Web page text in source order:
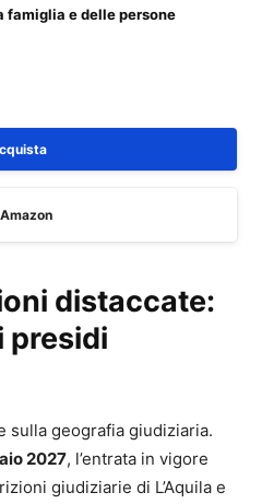
famiglia e delle persone
Amazon
distaccate:
presidi
sulla geografia giudiziaria.
2027, l’entrata in vigore
giudiziarie di L’Aquila e